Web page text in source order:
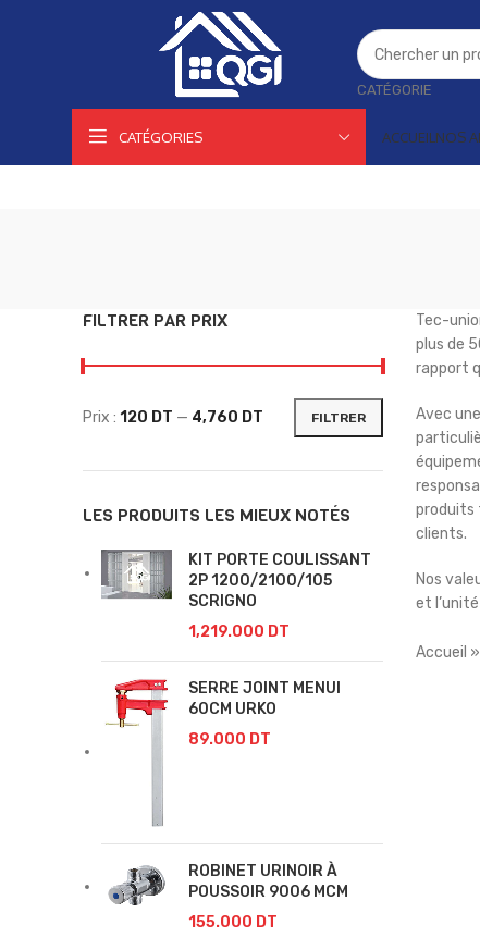
CATÉGORIE
CATÉGORIES ACCUEIL NOS
FILTRER PAR PRIX
FILTRER
Prix : 120 DT — 4,760 DT
LES PRODUITS LES MIEUX NOTÉS
KIT PORTE COULISSANT
2P 1200/2100/105
SCRIGNO
1,219.000 DT
SERRE JOINT MENUI
60CM URKO
89.000 DT
ROBINET URINOIR À
POUSSOIR 9006 MCM
155.000 DT
Tec-
plus de
rapport
Avec
produits
clients.
Nos
et
Accueil »